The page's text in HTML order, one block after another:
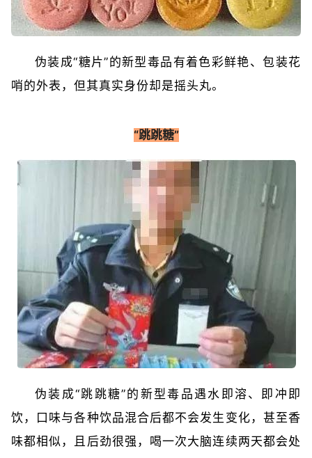
伪装成“糖片”的新型毒品有着色彩鲜艳、包装花
哨的外表，但其真实身份却是摇头丸。
“跳跳糖”
伪装成“跳跳糖”的新型毒品遇水即溶、即冲即
饮，口味与各种饮品混合后都不会发生变化，甚至香
味都相似，且后劲很强，喝一次大脑连续两天都会处